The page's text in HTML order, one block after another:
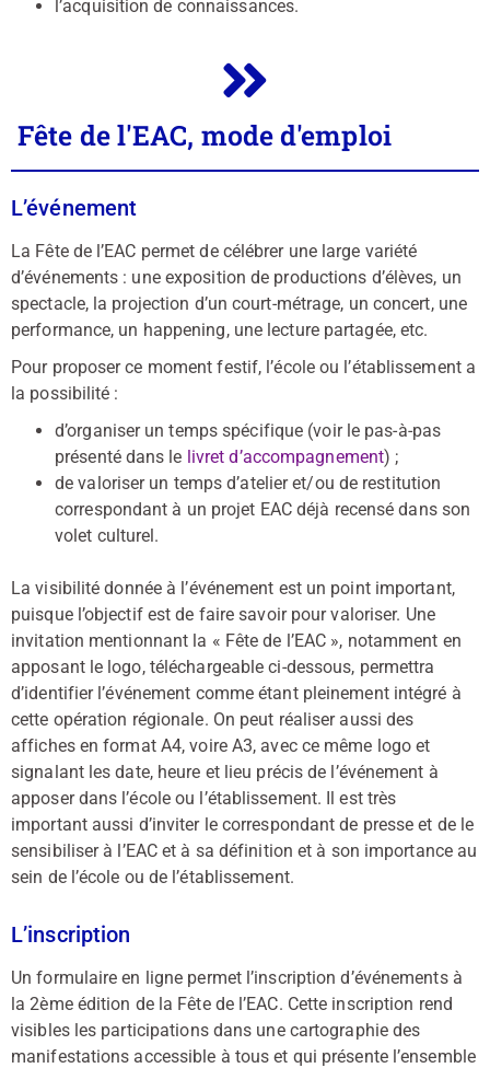
l’acquisition de connaissances.
Fête de l'EAC, mode d'emploi
L’événement
La Fête de l’EAC permet de célébrer une large variété
d’événements : une exposition de productions d’élèves, un
spectacle, la projection d’un court-métrage, un concert, une
performance, un happening, une lecture partagée, etc.
Pour proposer ce moment festif, l’école ou l’établissement a
la possibilité :
d’organiser un temps spécifique (voir le pas-à-pas
présenté dans le livret d’accompagnement) ;
de valoriser un temps d’atelier et/ou de restitution
correspondant à un projet EAC déjà recensé dans son
volet culturel.
La visibilité donnée à l’événement est un point important,
puisque l’objectif est de faire savoir pour valoriser. Une
invitation mentionnant la « Fête de l’EAC », notamment en
apposant le logo, téléchargeable ci-dessous, permettra
d’identifier l’événement comme étant pleinement intégré à
cette opération régionale. On peut réaliser aussi des
affiches en format A4, voire A3, avec ce même logo et
signalant les date, heure et lieu précis de l’événement à
apposer dans l’école ou l’établissement. Il est très
important aussi d’inviter le correspondant de presse et de le
sensibiliser à l’EAC et à sa définition et à son importance au
sein de l’école ou de l’établissement.
L’inscription
Un formulaire en ligne permet l’inscription d’événements à
la 2ème édition de la Fête de l’EAC. Cette inscription rend
visibles les participations dans une cartographie des
manifestations accessible à tous et qui présente l’ensemble